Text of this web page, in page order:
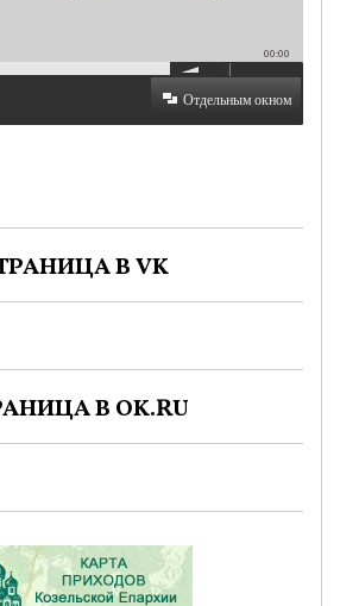
00:00
Отдельным окном
В VK
В OK.RU